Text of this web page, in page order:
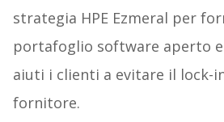
strategia HPE Ezmeral per
portafoglio software aperto
aiuti i clienti a evitare il lock-
fornitore.